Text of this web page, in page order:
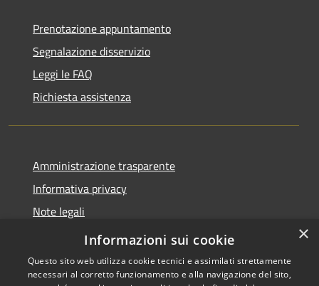
Prenotazione appuntamento
Segnalazione disservizio
Leggi le FAQ
Richiesta assistenza
Amministrazione trasparente
Informativa privacy
Note legali
Dichiarazione di accessibilità
×
Informazioni sui cookie
Questo sito web utilizza cookie tecnici e assimilati strettamente
necessari al corretto funzionamento e alla navigazione del sito,